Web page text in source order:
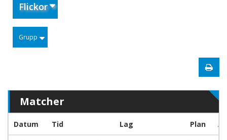
Flickor
Grupp
Matcher
Datum Tid Lag Plan